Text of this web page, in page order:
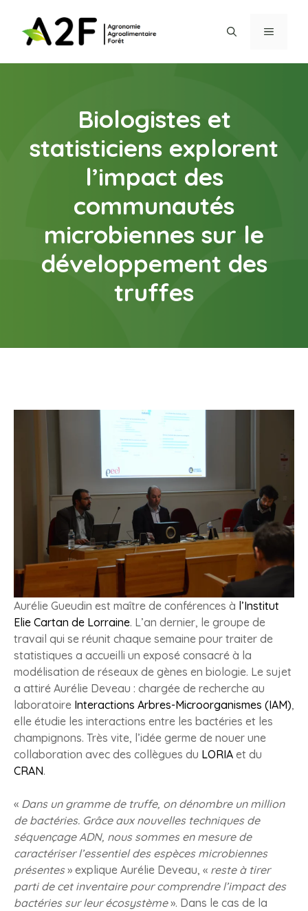
contenu
MENU
Biologistes et
statisticiens explorent
l’impact des
communautés
microbiennes sur le
développement des
truffes
Aurélie Gueudin est maître de conférences à l’Institut
Elie Cartan de Lorraine. L’an dernier, le groupe de
travail qui se réunit chaque semaine pour traiter de
statistiques a accueilli un exposé consacré à la
modélisation de réseaux de gènes en biologie. Le sujet
a attiré Aurélie Deveau : chargée de recherche au
laboratoire Interactions Arbres-Microorganismes (IAM),
elle étudie les interactions entre les bactéries et les
champignons. Très vite, l’idée germe de nouer une
collaboration avec des collègues du LORIA et du
CRAN.
« Dans un gramme de truffe, on dénombre un million
de bactéries. Grâce aux nouvelles techniques de
séquençage ADN, nous sommes en mesure de
caractériser l’essentiel des espèces microbiennes
présentes» explique Aurélie Deveau, « reste à tirer
parti de cet inventaire pour comprendre l’impact des
bactéries sur leur écosystème». Dans le cas de la